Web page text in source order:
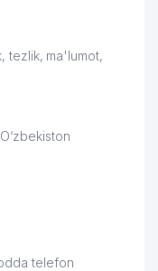
tezlik, ma'lumot,
telefon